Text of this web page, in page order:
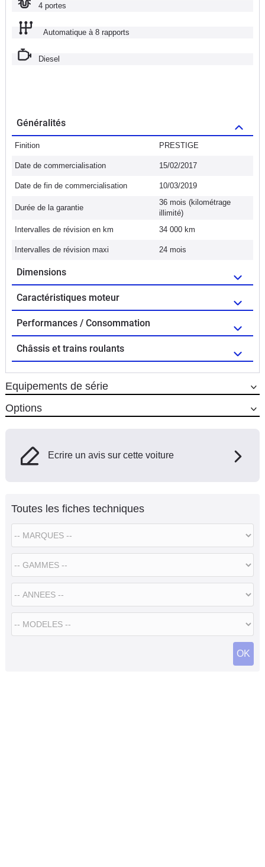
4 portes
Automatique à 8 rapports
Diesel
Généralités
Finition PRESTIGE
Date de commercialisation 15/02/2017
Date de fin de commercialisation 10/03/2019
Durée de la garantie
36 mois (kilométrage
illimité)
Intervalles de révision en km
34 000 km
Intervalles de révision maxi 24 mois
Dimensions
Caractéristiques moteur
Performances / Consommation
Châssis et trains roulants
Equipements de série
Options
Ecrire un avis sur cette voiture
Toutes les fiches techniques